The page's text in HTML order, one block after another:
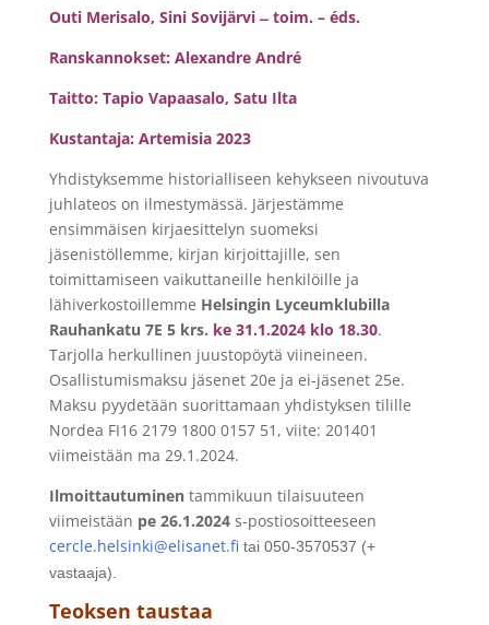
Outi Merisalo, Sini Sovijärvi ̶ toim. – éds.
Ranskannokset: Alexandre André
Taitto: Tapio Vapaasalo, Satu Ilta
Kustantaja: Artemisia 2023
Yhdistyksemme historialliseen kehykseen nivoutuva
juhlateos on ilmestymässä. Järjestämme
ensimmäisen kirjaesittelyn suomeksi
jäsenistöllemme, kirjan kirjoittajille, sen
toimittamiseen vaikuttaneille henkilöille ja
lähiverkostoillemme Helsingin Lyceumklubilla
Rauhankatu 7E 5 krs. ke 31.1.2024 klo 18.30.
Tarjolla herkullinen juustopöytä viineineen.
Osallistumismaksu jäsenet 20e ja ei-jäsenet 25e.
Maksu pyydetään suorittamaan yhdistyksen tilille
Nordea FI16 2179 1800 0157 51, viite: 201401
viimeistään ma 29.1.2024.
Ilmoittautuminentammikuun tilaisuuteen
viimeistään pe 26.1.2024s-postiosoitteeseen
cercle.helsinki@elisanet.fi tai 050-3570537 (+
vastaaja).
Teoksen taustaa